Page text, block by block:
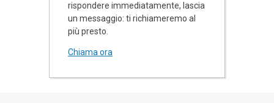
rispondere immediatamente, lascia
un messaggio: ti richiameremo al
più presto.
Chiama ora